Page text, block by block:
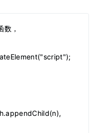
，
h.appendChild(n),